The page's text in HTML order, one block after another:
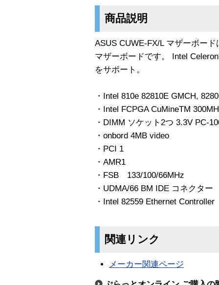
商品説明
ASUS CUWE-FX/L マザーボー
マザーボードです。 Intel
をサポート。
・Intel 810e 82810E GMCH,
・Intel FCPGA CuMineTM
・DIMM ソケット2つ 3.3V PC-
・onbord 4MB video
・PCI 1
・AMR1
・FSB 133/100/66MHz
・UDMA/66 BM IDE コネクター
・Intel 82559 Ethernet Controller
関連リンク
メーカー関連ページ